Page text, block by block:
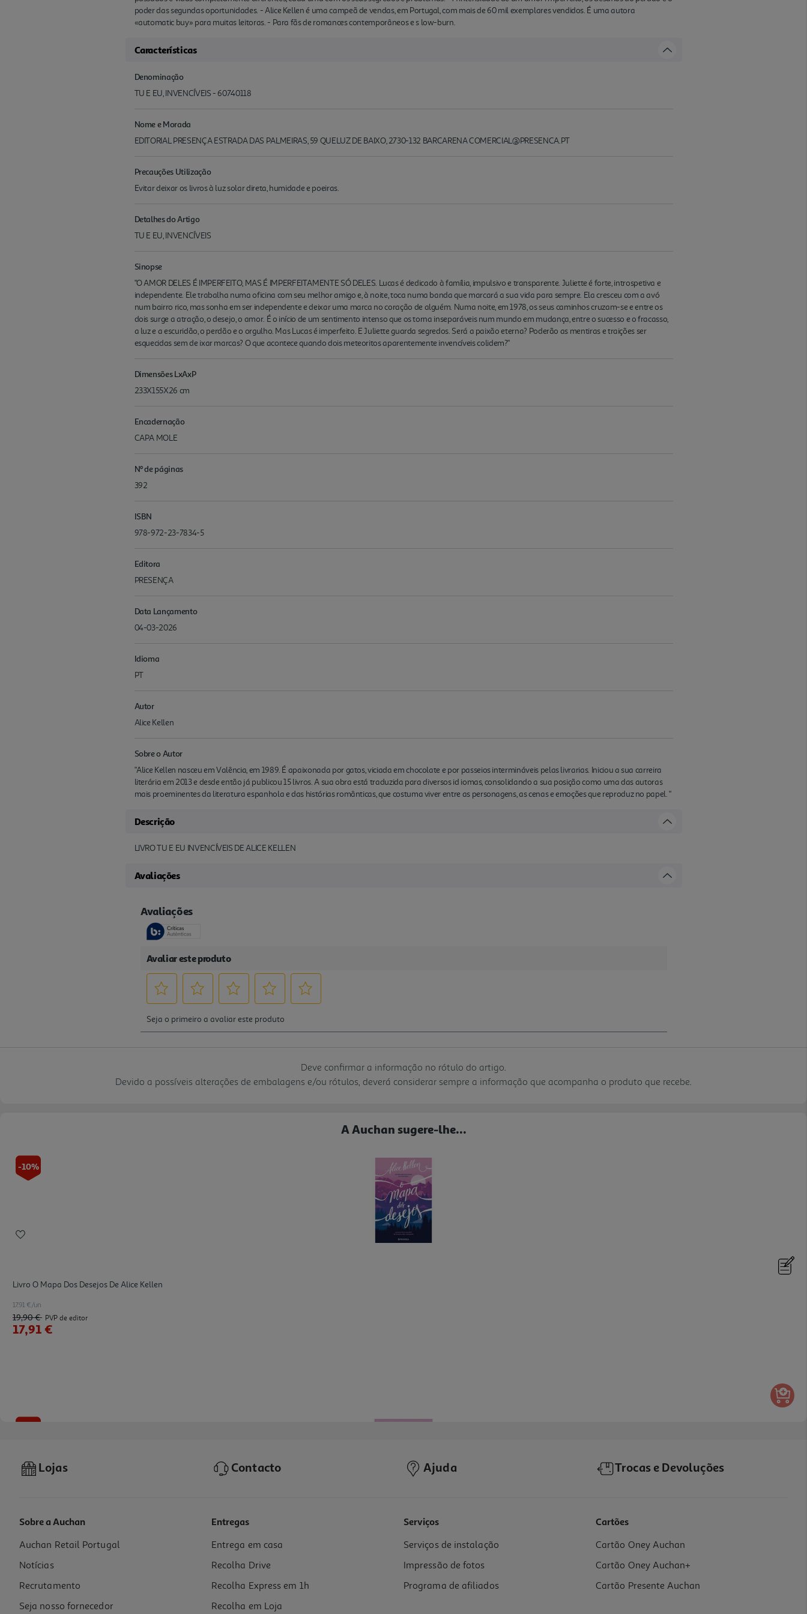
poder das segundas oportunidades. - Alice Kellen é uma campeã de vendas, em Portugal, com mais de 60 mil exemplares vendidos. É uma autora
«automatic buy» para muitas leitoras. - Para fãs de romances contemporâneos e s low-burn.
Características
Denominação
TU E EU, INVENCÍVEIS - 60740118
Nome e Morada
EDITORIAL PRESENÇA ESTRADA DAS PALMEIRAS, 59 QUELUZ DE BAIXO, 2730-132 BARCARENA COMERCIAL@PRESENCA.PT
Precauções Utilização
Evitar deixar os livros à luz solar direta, humidade e poeiras.
Detalhes do Artigo
TU E EU, INVENCÍVEIS
Sinopse
"O AMOR DELES É IMPERFEITO, MAS É IMPERFEITAMENTE SÓ DELES. Lucas é dedicado à família, impulsivo e transparente. Juliette é forte, introspetiva e
independente. Ele trabalha numa oficina com seu melhor amigo e, à noite, toca numa banda que marcará a sua vida para sempre. Ela cresceu com a avó
num bairro rico, mas sonha em ser independente e deixar uma marca no coração de alguém. Numa noite, em 1978, os seus caminhos cruzam-se e entre os
dois surge a atração, o desejo, o amor. É o início de um sentimento intenso que os torna inseparáveis num mundo em mudança, entre o sucesso e o fracasso,
a luz e a escuridão, o perdão e o orgulho. Mas Lucas é imperfeito. E Juliette guarda segredos. Será a paixão eterna? Poderão as mentiras e traições ser
esquecidas sem de ixar marcas? O que acontece quando dois meteoritos aparentemente invencíveis colidem?"
Dimensões LxAxP
233X155X26 cm
Encadernação
CAPA MOLE
Nº de páginas
392
ISBN
978-972-23-7834-5
Editora
PRESENÇA
Data Lançamento
04-03-2026
Idioma
PT
Autor
Alice Kellen
Sobre o Autor
"Alice Kellen nasceu em Valência, em 1989. É apaixonada por gatos, viciada em chocolate e por passeios intermináveis pel­as livrarias. Iniciou a sua carreira
literária em 2013 e desde então já publicou 15 livros. A sua obra está traduzida para diversos id iomas, consolidando a sua posição como uma das autoras
mais proeminentes da literatura espanhol­a e das histórias românticas, que costuma viver entre as personagens, as cenas e emoções que reproduz no papel. "
Descrição
LIVRO TU E EU INVENCÍVEIS DE ALICE KELLEN
Avaliações
Deve confirmar a informação no rótulo do artigo.
Devido a possíveis alterações de embalagens e/ou rótulos, deverá considerar sempre a informação que acompanha o produto que recebe.
A Auchan sugere-lhe...
-10%
Livro O Mapa Dos Desejos De Alice Kellen
17.91 €/un
19,90 € PVP de editor
17,91 €
Livro 33 Razões Para Te Voltar A Ver De Alice Kellen
17.91 €/un
17,91 €
Lojas Contacto Ajuda Trocas e Devoluções
Sobre a Auchan
Auchan Retail Portugal
Notícias
Recrutamento
Seja nosso fornecedor
Entregas
Entrega em casa
Recolha Drive
Recolha Express em 1h
Recolha em Loja
Serviços
Serviços de instalação
Impressão de fotos
Programa de afiliados
Cartões
Cartão Oney Auchan
Cartão Oney Auchan+
Cartão Presente Auchan